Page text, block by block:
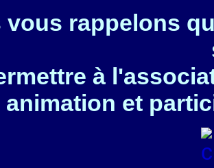
vous rappelons
à
animation et